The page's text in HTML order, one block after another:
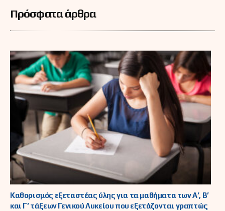
Πρόσφατα άρθρα
Καθορισμός εξεταστέας ύλης για τα μαθήματα των Α’, Β’
και Γ’ τάξεων Γενικού Λυκείου που εξετάζονται γραπτώς